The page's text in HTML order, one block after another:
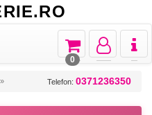
Toggle
Toggle
navigation
Toggle
navigation
0
» Telefon: 0371236350